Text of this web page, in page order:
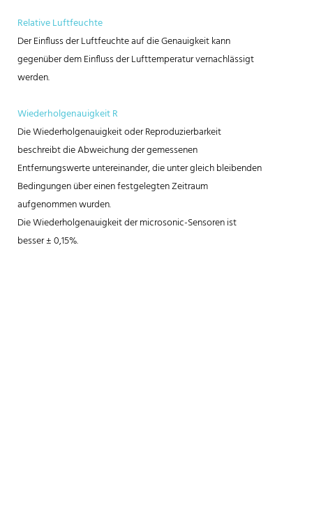
Relative Luftfeuchte
Der Einfluss der Luftfeuchte auf die Genauigkeit kann
gegenüber dem Einfluss der Lufttemperatur vernachlässigt
werden.
Wiederholgenauigkeit R
Die Wiederholgenauigkeit oder Reproduzierbarkeit
beschreibt die Abweichung der gemessenen
Entfernungswerte untereinander, die unter gleich bleibenden
Bedingungen über einen festgelegten Zeitraum
aufgenommen wurden.
Die Wiederholgenauigkeit der microsonic-Sensoren ist
besser ± 0,15%.